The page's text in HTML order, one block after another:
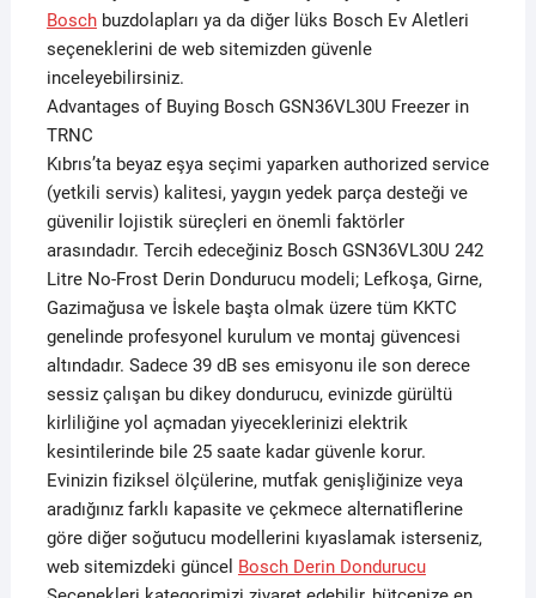
Boschbuzdolapları ya da diğer lüks Bosch Ev Aletleri
seçeneklerini de web sitemizden güvenle
inceleyebilirsiniz.
Advantages of Buying Bosch GSN36VL30U Freezer in
TRNC
Kıbrıs’ta beyaz eşya seçimi yaparken authorized service
(yetkili servis) kalitesi, yaygın yedek parça desteği ve
güvenilir lojistik süreçleri en önemli faktörler
arasındadır. Tercih edeceğiniz Bosch GSN36VL30U 242
Litre No-Frost Derin Dondurucu modeli; Lefkoşa, Girne,
Gazimağusa ve İskele başta olmak üzere tüm KKTC
genelinde profesyonel kurulum ve montaj güvencesi
altındadır. Sadece 39 dB ses emisyonu ile son derece
sessiz çalışan bu dikey dondurucu, evinizde gürültü
kirliliğine yol açmadan yiyeceklerinizi elektrik
kesintilerinde bile 25 saate kadar güvenle korur.
Evinizin fiziksel ölçülerine, mutfak genişliğinize veya
aradığınız farklı kapasite ve çekmece alternatiflerine
göre diğer soğutucu modellerini kıyaslamak isterseniz,
web sitemizdeki güncel Bosch Derin Dondurucu